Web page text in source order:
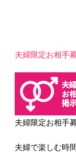
夫婦限定お相手
夫婦限定お相手
夫婦で楽しむ時